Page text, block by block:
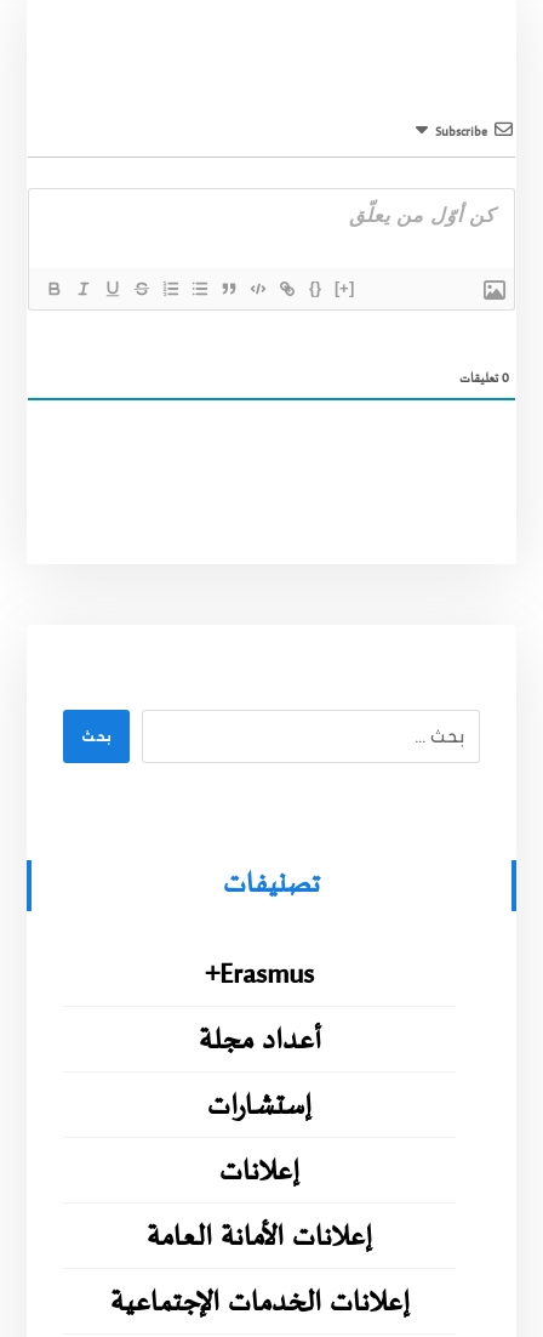
Subscribe
{} [+]
0تعليقات
بحث
تصنيفات
Erasmus+
أعداد مجلة
إستشارات
إعلانات
إعلانات الأمانة العامة
إعلانات الخدمات الإجتماعية